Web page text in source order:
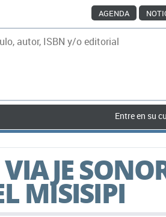
AGENDA
Entre en su
MISISIPI